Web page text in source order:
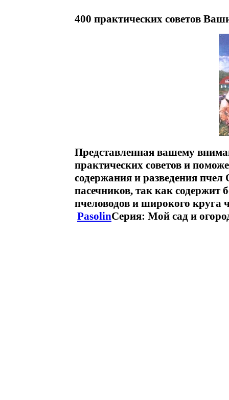
400 практических советов
Представленная вашему
практических советов и
содержания и разведения
пасечников, так как
пчеловодов и широкого круга
PasolinСерия: Мой сад и